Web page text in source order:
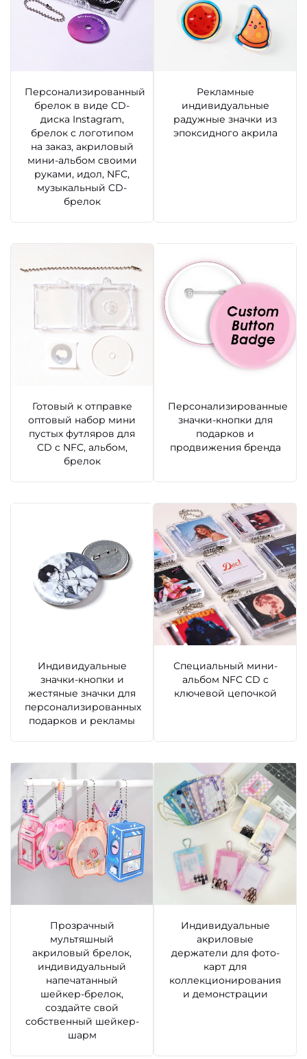
Персонализированный
брелок в виде CD-
диска Instagram,
брелок с логотипом
на заказ, акриловый
мини-альбом своими
руками, идол, NFC,
музыкальный CD-
брелок
Рекламные
индивидуальные
радужные значки из
эпоксидного акрила
Готовый к отправке
оптовый набор мини
пустых футляров для
CD с NFC, альбом,
брелок
Персонализированные
значки-кнопки для
подарков и
продвижения бренда
Индивидуальные
значки-кнопки и
жестяные значки для
персонализированных
подарков и рекламы
Специальный мини-
альбом NFC CD с
ключевой цепочкой
Прозрачный
мультяшный
акриловый брелок,
индивидуальный
напечатанный
шейкер-брелок,
создайте свой
собственный шейкер-
шарм
Индивидуальные
акриловые
держатели для фото-
карт для
коллекционирования
и демонстрации